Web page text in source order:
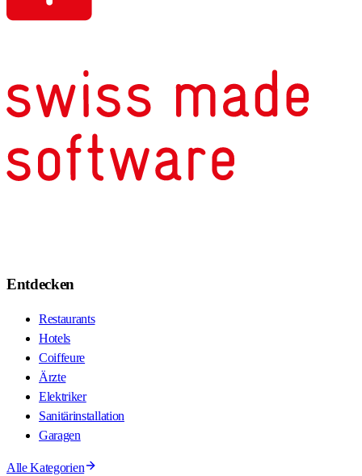
Entdecken
Restaurants
Hotels
Coiffeure
Ärzte
Elektriker
Sanitärinstallation
Garagen
Alle Kategorien